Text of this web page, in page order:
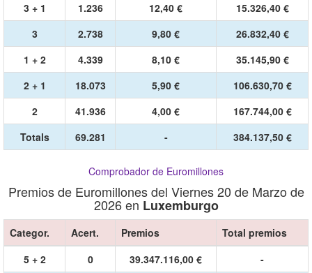
3 + 1
1.236 12,40 €
15.326,40 €
3
2.738 9,80 €
26.832,40 €
1 + 2
4.339 8,10 €
35.145,90 €
2 + 1
18.073 5,90 €
106.630,70 €
2
41.936 4,00 €
167.744,00 €
Totals
69.281 - 384.137,50 €
Comprobador de Euromillones
Premios de Euromillones del Viernes 20 de Marzo de
2026 en Luxemburgo
Categor. Acert. Premios
Total premios
5 + 2
0 39.347.116,00 €
-